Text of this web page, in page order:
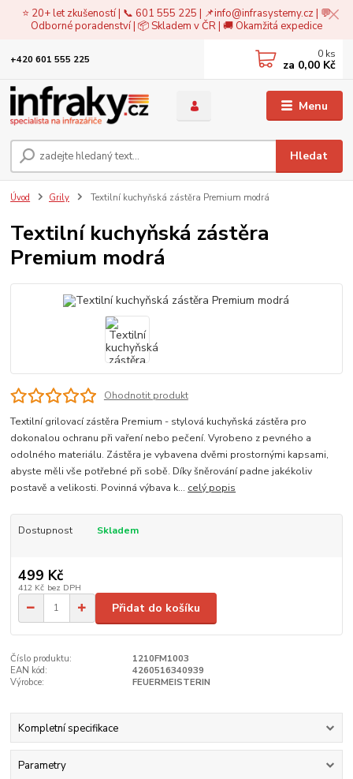
⭐ 20+ let zkušeností | 📞 601 555 225 | 📌info@infrasystemy.cz| 💬
Odborné poradenství | 📦 Skladem v ČR | 🚚 Okamžitá expedice
Menu
Hledat
+420 601 555 225 0 ks
za 0,00 Kč
Úvod Grily Textilní kuchyňská zástěra Premium modrá
Textilní kuchyňská zástěra
Premium modrá
Ohodnotit produkt
Textilní grilovací zástěra Premium - stylová kuchyňská zástěra pro
dokonalou ochranu při vaření nebo pečení. Vyrobeno z pevného a
odolného materiálu. Zástěra je vybavena dvěmi prostornými kapsami,
abyste měli vše potřebné při sobě. Díky šněrování padne jakékoliv
postavě a velikosti. Povinná výbava k... celý popis
Dostupnost Skladem
499 Kč
412 Kč bez DPH
Přidat do košíku
Číslo produktu:
1210FM1003
EAN kód:
4260516340939
Výrobce:
FEUERMEISTERIN
Kompletní specifikace
Parametry